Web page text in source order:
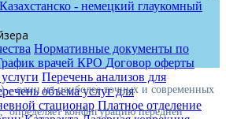
Казахстанско - немецкий глаукомный
Нормативные документы по
врачей КРО Договор оферты
Перечень анализов для
объема услуг для
стационар Платное отделение
– один из наиболее точных и современных
определяет конфигурацию передней